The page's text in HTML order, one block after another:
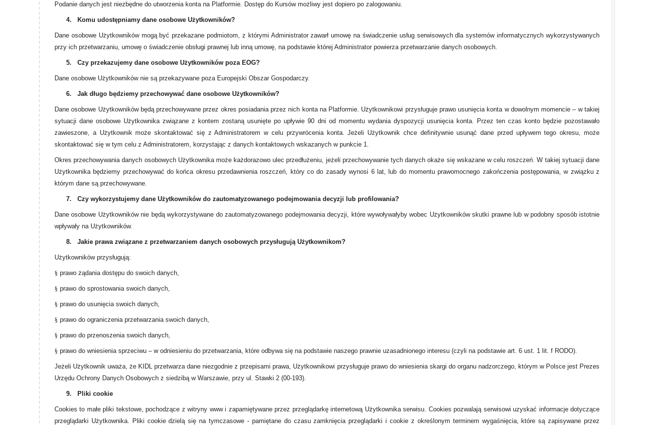
Podanie danych jest niezbędne do utworzenia konta na Platformie. Dostęp do Kursów możliwy jest dopiero po zalogowaniu.
4. Komu udostępniamy dane osobowe Użytkowników?
Dane osobowe Użytkowników mogą być przekazane podmiotom, z którymi Administrator zawarł umowę na świadczenie usług serwisowych dla systemów informatycznych wykorzystywanych
przy ich przetwarzaniu, umowę o świadczenie obsługi prawnej lub inną umowę, na podstawie której Administrator powierza przetwarzanie danych osobowych.
5. Czy przekazujemy dane osobowe Użytkowników poza EOG?
Dane osobowe Użytkowników nie są przekazywane poza Europejski Obszar Gospodarczy.
6. Jak długo będziemy przechowywać dane osobowe Użytkowników?
Dane osobowe Użytkowników będą przechowywane przez okres posiadania przez nich konta na Platformie. Użytkownikowi przysługuje prawo usunięcia konta w dowolnym momencie – w takiej
sytuacji dane osobowe Użytkownika związane z kontem zostaną usunięte po upływie 90 dni od momentu wydania dyspozycji usunięcia konta. Przez ten czas konto będzie pozostawało
zawieszone, a Użytkownik może skontaktować się z Administratorem w celu przywrócenia konta. Jeżeli Użytkownik chce definitywnie usunąć dane przed upływem tego okresu, może
skontaktować się w tym celu z Administratorem, korzystając z danych kontaktowych wskazanych w punkcie 1.
Okres przechowywania danych osobowych Użytkownika może każdorazowo ulec przedłużeniu, jeżeli przechowywanie tych danych okaże się wskazane w celu roszczeń. W takiej sytuacji dane
Użytkownika będziemy przechowywać do końca okresu przedawnienia roszczeń, który co do zasady wynosi 6 lat, lub do momentu prawomocnego zakończenia postępowania, w związku z
którym dane są przechowywane.
7. Czy wykorzystujemy dane Użytkowników do zautomatyzowanego podejmowania decyzji lub profilowania?
Dane osobowe Użytkowników nie będą wykorzystywane do zautomatyzowanego podejmowania decyzji, które wywoływałyby wobec Użytkowników skutki prawne lub w podobny sposób istotnie
wpływały na Użytkowników.
8. Jakie prawa związane z przetwarzaniem danych osobowych przysługują Użytkownikom?
Użytkowników przysługują:
§ prawo żądania dostępu do swoich danych,
§ prawo do sprostowania swoich danych,
§ prawo do usunięcia swoich danych,
§ prawo do ograniczenia przetwarzania swoich danych,
§ prawo do przenoszenia swoich danych,
§ prawo do wniesienia sprzeciwu – w odniesieniu do przetwarzania, które odbywa się na podstawie naszego prawnie uzasadnionego interesu (czyli na podstawie art. 6 ust. 1 lit. f RODO).
Jeżeli Użytkownik uważa, że KIDL przetwarza dane niezgodnie z przepisami prawa, Użytkownikowi przysługuje prawo do wniesienia skargi do organu nadzorczego, którym w Polsce jest Prezes
Urzędu Ochrony Danych Osobowych z siedzibą w Warszawie, przy ul. Stawki 2 (00-193).
9. Pliki cookie
Cookies to małe pliki tekstowe, pochodzące z witryny www i zapamiętywane przez przeglądarkę internetową Użytkownika serwisu. Cookies pozwalają serwisowi uzyskać informacje dotyczące
przeglądarki Użytkownika. Pliki cookie dzielą się na tymczasowe - pamiętane do czasu zamknięcia przeglądarki i cookie z określonym terminem wygaśnięcia, które są zapisywane przez